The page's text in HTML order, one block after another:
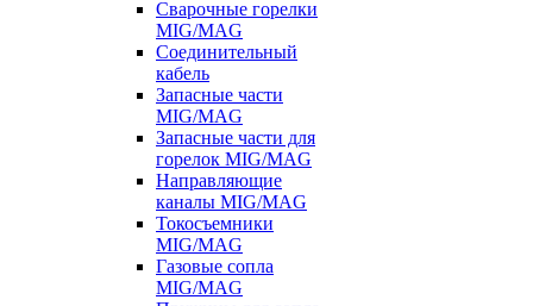
Сварочные горелки
MIG/MAG
Соединительный
кабель
Запасные части
MIG/MAG
Запасные части для
горелок MIG/MAG
Направляющие
каналы MIG/MAG
Токосъемники
MIG/MAG
Газовые сопла
MIG/MAG